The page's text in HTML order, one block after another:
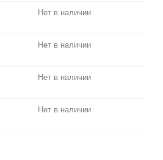
Нет в наличии
Нет в наличии
Нет в наличии
Нет в наличии